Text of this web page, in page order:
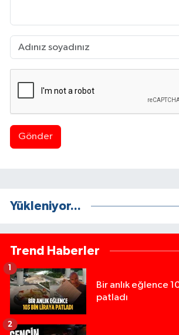
Gönder
Yükleniyor...
Trend Haberler
Bir anlık eğlence
patladı
1
2